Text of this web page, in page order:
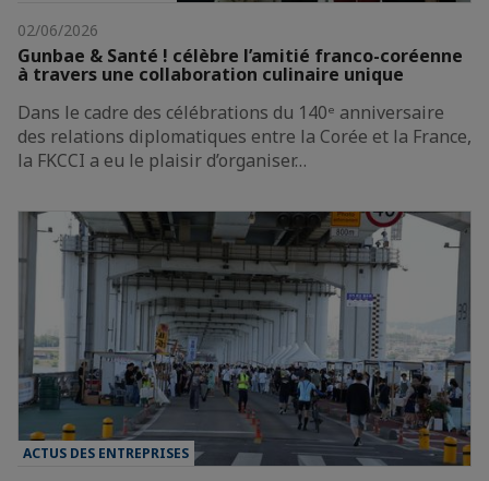
02/06/2026
Gunbae & Santé ! célèbre l’amitié franco-coréenne
à travers une collaboration culinaire unique
Dans le cadre des célébrations du 140ᵉ anniversaire
des relations diplomatiques entre la Corée et la France,
la FKCCI a eu le plaisir d’organiser…
ACTUS DES ENTREPRISES